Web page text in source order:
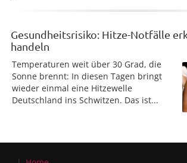
Gesundheitsrisiko: Hitze-Notfälle
handeln
Temperaturen weit über 30 Grad, die
Sonne brennt: In diesen Tagen bringt
wieder einmal eine Hitzewelle
Deutschland ins Schwitzen. Das ist...